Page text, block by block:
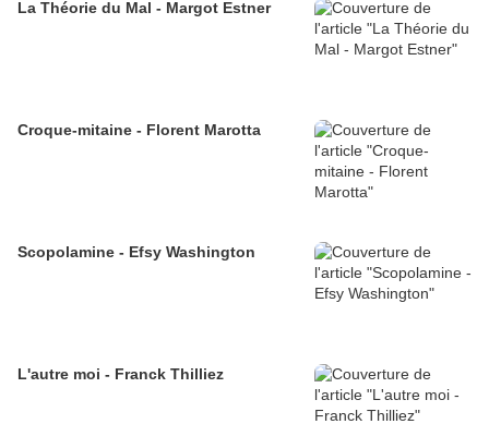
La Théorie du Mal - Margot Estner
Croque-mitaine - Florent Marotta
Scopolamine - Efsy Washington
L'autre moi - Franck Thilliez